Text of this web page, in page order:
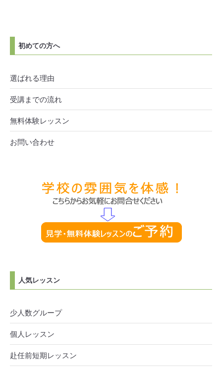
初めての方へ
選ばれる理由
受講までの流れ
無料体験レッスン
お問い合わせ
人気レッスン
少人数グループ
個人レッスン
赴任前短期レッスン